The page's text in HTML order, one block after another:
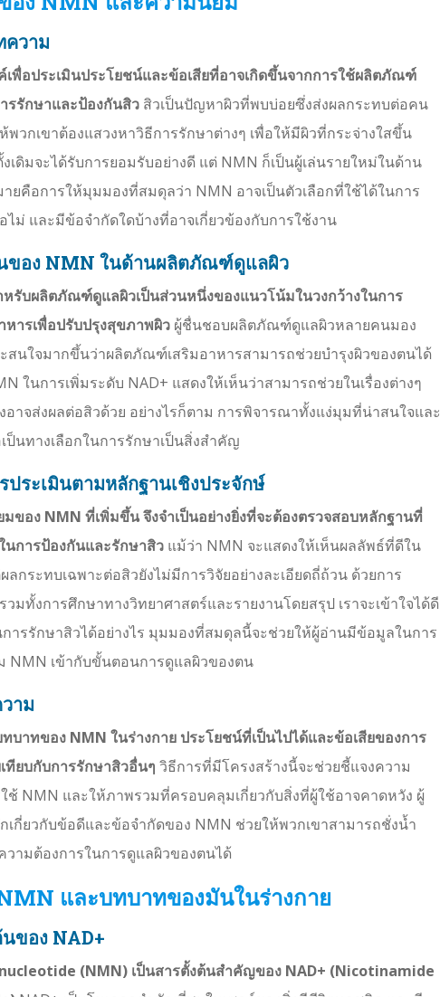
ความ
พื่อประเมินประโยชน์และข้อเสียที่อาจเกิดขึ้นจากการใช้ผลิตภัณฑ์
รรักษาและป้องกันสิว สิวเป็นปัญหาผิวที่พบบ่อยซึ่งส่งผลกระทบต่อคน
วกเขาต้องแสวงหาวิธีการรักษาต่างๆ เพื่อให้มีผิวที่กระจ่างใสขึ้น
เดิมจะได้รับการยอมรับอย่างดี แต่ NMN ก็เป็นผู้เล่นรายใหม่ในด้าน
ยคือการให้มุมมองที่สมดุลว่า NMN อาจเป็นตัวเลือกที่ใช้ได้ในการ
ไม่ และมีข้อจำกัดใดบ้างที่อาจเกี่ยวข้องกับการใช้งาน
ของ NMN ในด้านผลิตภัณฑ์ดูแลผิว
รับผลิตภัณฑ์ดูแลผิวเป็นส่วนหนึ่งของแนวโน้มในวงกว้างในการ
ารเพื่อปรับปรุงสุขภาพผิว ผู้ชื่นชอบผลิตภัณฑ์ดูแลผิวหลายคนมอง
นใจมากขึ้นว่าผลิตภัณฑ์เสริมอาหารสามารถช่วยบำรุงผิวของตนได้
ในการเพิ่มระดับ NAD+ แสดงให้เห็นว่าสามารถช่วยในเรื่องต่างๆ
าจส่งผลต่อสิวด้วย อย่างไรก็ตาม การพิจารณาทั้งแง่มุมที่น่าสนใจและ
ป็นทางเลือกในการรักษาเป็นสิ่งสำคัญ
ระเมินตามหลักฐานเชิงประจักษ์
ของ NMN ที่เพิ่มขึ้น จึงจำเป็นอย่างยิ่งที่จะต้องตรวจสอบหลักฐานที่
การป้องกันและรักษาสิว แม้ว่า NMN จะแสดงให้เห็นผลลัพธ์ที่ดีใน
กระทบเฉพาะต่อสิวยังไม่มีการวิจัยอย่างละเอียดถี่ถ้วน ด้วยการ
มทั้งการศึกษาทางวิทยาศาสตร์และรายงานโดยสรุป เราจะเข้าใจได้ดี
ารรักษาสิวได้อย่างไร มุมมองที่สมดุลนี้จะช่วยให้ผู้อ่านมีข้อมูลในการ
NMN เข้ากับขั้นตอนการดูแลผิวของตน
าม
บาทของ NMN ในร่างกาย ประโยชน์ที่เป็นไปได้และข้อเสียของการ
ทียบกับการรักษาสิวอื่นๆ วิธีการที่มีโครงสร้างนี้จะช่วยชี้แจงความ
ช้ NMN และให้ภาพรวมที่ครอบคลุมเกี่ยวกับสิ่งที่ผู้ใช้อาจคาดหวัง ผู้
เกี่ยวกับข้อดีและข้อจำกัดของ NMN ช่วยให้พวกเขาสามารถชั่งน้ำ
ามต้องการในการดูแลผิวของตนได้
และบทบาทของมันในร่างกาย
ของ NAD+
(NMN) เป็นสารตั้งต้นสำคัญของ NAD+ (Nicotinamide